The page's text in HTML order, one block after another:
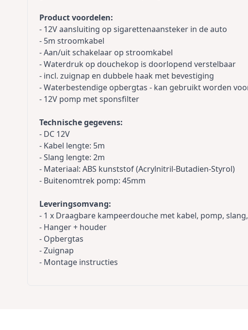
Product voordelen:
- 12V aansluiting op sigarettenaansteker in de auto
- 5m stroomkabel
- Aan/uit schakelaar op stroomkabel
- Waterdruk op douchekop is doorlopend verstelbaar
- incl. zuignap en dubbele haak met bevestiging
- Waterbestendige opbergtas - kan gebruikt worden
- 12V pomp met sponsfilter
Technische gegevens:
- DC 12V
- Kabel lengte: 5m
- Slang lengte: 2m
- Materiaal: ABS kunststof (Acrylnitril-Butadien-Styrol)
- Buitenomtrek pomp: 45mm
Leveringsomvang:
- 1 x Draagbare kampeerdouche met kabel, pomp,
- Hanger + houder
- Opbergtas
- Zuignap
- Montage instructies